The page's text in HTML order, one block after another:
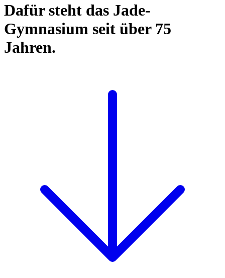
Dafür steht das Jade-
Gymnasium seit über 75
Jahren.